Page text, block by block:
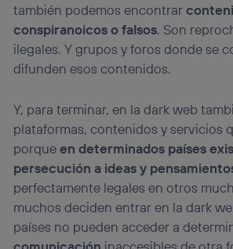
también podemos encontrar
conspiranoicos o falsos. Son
ilegales. Y grupos y foros donde se
difunden esos contenidos.
Y, para terminar, en la dark web
plataformas, contenidos y servicios
porqueen determinados países
persecución a ideas y
perfectamente legales en otros
muchos deciden entrar en la dark
países no pueden acceder a